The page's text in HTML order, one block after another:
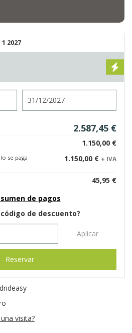
2027
2.587,45 €
1.150,00 €
se paga
1.150,00 € + IVA
45,95 €
de pagos
de descuento?
Aplicar
Reservar
visita?